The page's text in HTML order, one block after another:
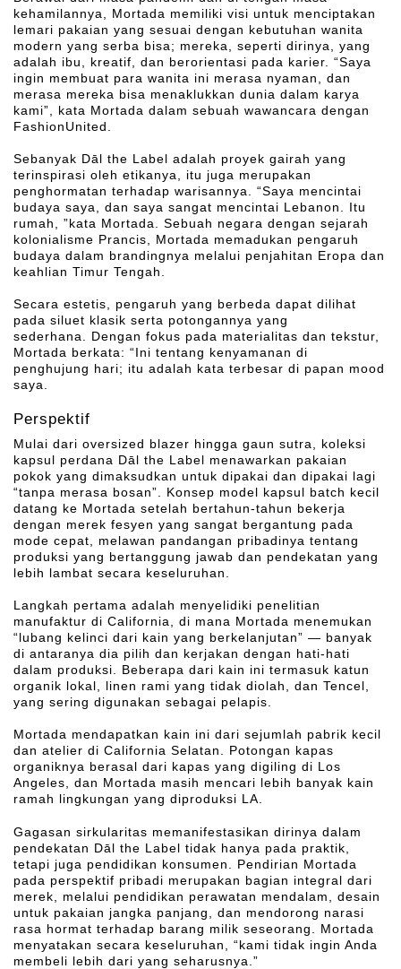
kehamilannya, Mortada memiliki visi untuk menciptakan
lemari pakaian yang sesuai dengan kebutuhan wanita
modern yang serba bisa; mereka, seperti dirinya, yang
adalah ibu, kreatif, dan berorientasi pada karier. “Saya
ingin membuat para wanita ini merasa nyaman, dan
merasa mereka bisa menaklukkan dunia dalam karya
kami”, kata Mortada dalam sebuah wawancara dengan
FashionUnited.
Sebanyak Dāl the Label adalah proyek gairah yang
terinspirasi oleh etikanya, itu juga merupakan
penghormatan terhadap warisannya. “Saya mencintai
budaya saya, dan saya sangat mencintai Lebanon. Itu
rumah, ”kata Mortada. Sebuah negara dengan sejarah
kolonialisme Prancis, Mortada memadukan pengaruh
budaya dalam brandingnya melalui penjahitan Eropa dan
keahlian Timur Tengah.
Secara estetis, pengaruh yang berbeda dapat dilihat
pada siluet klasik serta potongannya yang
sederhana. Dengan fokus pada materialitas dan tekstur,
Mortada berkata: “Ini tentang kenyamanan di
penghujung hari; itu adalah kata terbesar di papan mood
saya.
Perspektif
Mulai dari oversized blazer hingga gaun sutra, koleksi
kapsul perdana Dāl the Label menawarkan pakaian
pokok yang dimaksudkan untuk dipakai dan dipakai lagi
“tanpa merasa bosan”. Konsep model kapsul batch kecil
datang ke Mortada setelah bertahun-tahun bekerja
dengan merek fesyen yang sangat bergantung pada
mode cepat, melawan pandangan pribadinya tentang
produksi yang bertanggung jawab dan pendekatan yang
lebih lambat secara keseluruhan.
Langkah pertama adalah menyelidiki penelitian
manufaktur di California, di mana Mortada menemukan
“lubang kelinci dari kain yang berkelanjutan” — banyak
di antaranya dia pilih dan kerjakan dengan hati-hati
dalam produksi. Beberapa dari kain ini termasuk katun
organik lokal, linen rami yang tidak diolah, dan Tencel,
yang sering digunakan sebagai pelapis.
Mortada mendapatkan kain ini dari sejumlah pabrik kecil
dan atelier di California Selatan. Potongan kapas
organiknya berasal dari kapas yang digiling di Los
Angeles, dan Mortada masih mencari lebih banyak kain
ramah lingkungan yang diproduksi LA.
Gagasan sirkularitas memanifestasikan dirinya dalam
pendekatan Dāl the Label tidak hanya pada praktik,
tetapi juga pendidikan konsumen. Pendirian Mortada
pada perspektif pribadi merupakan bagian integral dari
merek, melalui pendidikan perawatan mendalam, desain
untuk pakaian jangka panjang, dan mendorong narasi
rasa hormat terhadap barang milik seseorang. Mortada
menyatakan secara keseluruhan, “kami tidak ingin Anda
membeli lebih dari yang seharusnya.”